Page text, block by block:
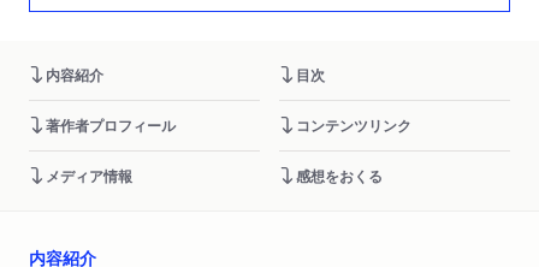
内容紹介 目次
著作者プロフィール コンテンツリンク
メディア情報 感想をおくる
内容紹介